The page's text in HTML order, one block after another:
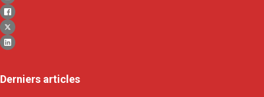
Derniers articles